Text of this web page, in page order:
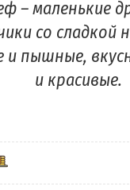
– маленькие
со сладкой
и пышные,
и красивые.